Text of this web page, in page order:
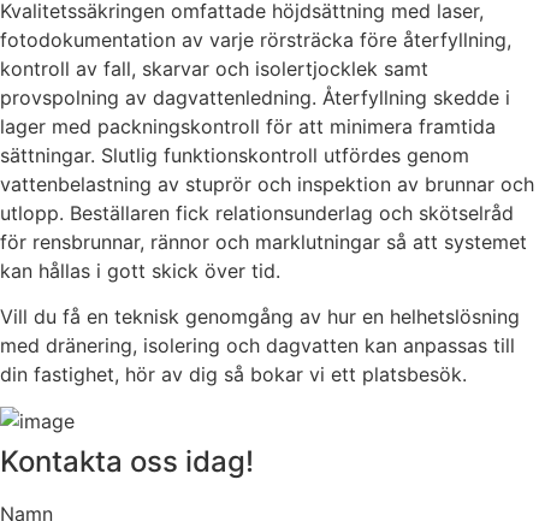
Kvalitetssäkringen omfattade höjdsättning med laser,
fotodokumentation av varje rörsträcka före återfyllning,
kontroll av fall, skarvar och isolertjocklek samt
provspolning av dagvattenledning. Återfyllning skedde i
lager med packningskontroll för att minimera framtida
sättningar. Slutlig funktionskontroll utfördes genom
vattenbelastning av stuprör och inspektion av brunnar och
utlopp. Beställaren fick relationsunderlag och skötselråd
för rensbrunnar, rännor och marklutningar så att systemet
kan hållas i gott skick över tid.
Vill du få en teknisk genomgång av hur en helhetslösning
med dränering, isolering och dagvatten kan anpassas till
din fastighet, hör av dig så bokar vi ett platsbesök.
Kontakta oss idag!
Namn